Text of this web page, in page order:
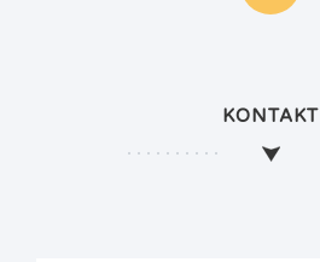
KONTAKT